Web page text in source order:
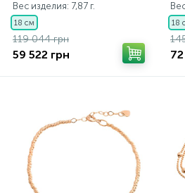
Вес изделия: 7,87 г.
18 см
119 044 грн
59 522 грн
18